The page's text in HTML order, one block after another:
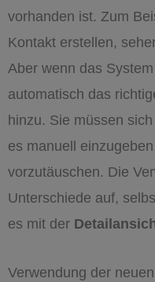
vorhanden ist. Zum
Kontakt erstellen,
Aber wenn das
automatisch das
hinzu. Sie müssen
es manuell
vorzutäuschen. Die
Unterschiede auf,
es mit der
Verwendung der